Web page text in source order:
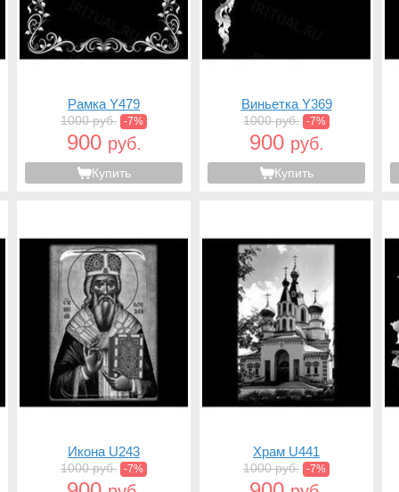
Рамка Y479
1000 руб. -7%
900 руб.
Купить
Виньетка Y369
1000 руб. -7%
900 руб.
Купить
Икона U243
1000 руб. -7%
Храм U441
1000 руб. -7%